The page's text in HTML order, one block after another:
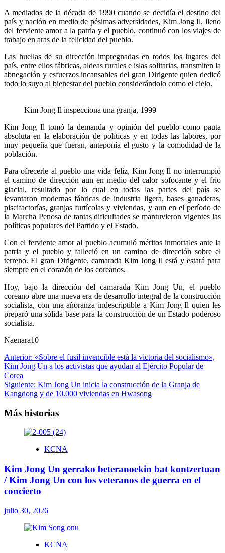
A mediados de la década de 1990 cuando se decidía el destino del
país y nación en medio de pésimas adversidades, Kim Jong Il, lleno
del ferviente amor a la patria y el pueblo, continuó con los viajes de
trabajo en aras de la felicidad del pueblo.
Las huellas de su dirección impregnadas en todos los lugares del
país, entre ellos fábricas, aldeas rurales e islas solitarias, transmiten la
abnegación y esfuerzos incansables del gran Dirigente quien dedicó
todo lo suyo al bienestar del pueblo considerándolo como el cielo.
Kim Jong Il inspecciona una granja, 1999
Kim Jong Il tomó la demanda y opinión del pueblo como pauta
absoluta en la elaboración de políticas y en todas las labores, por
muy pequeña que fueran, anteponía el gusto y la comodidad de la
población.
Para ofrecerle al pueblo una vida feliz, Kim Jong Il no interrumpió
el camino de dirección aun en medio del calor sofocante y el frío
glacial, resultado por lo cual en todas las partes del país se
levantaron modernas fábricas de industria ligera, bases ganaderas,
piscifactorías, granjas furtícolas y viviendas, y aun en el período de
la Marcha Penosa de tantas dificultades se mantuvieron vigentes las
políticas populares del Partido y el Estado.
Con el ferviente amor al pueblo acumuló méritos inmortales ante la
patria y el pueblo y falleció en un camino de dirección sobre el
terreno. El gran Dirigente, camarada Kim Jong Il está y estará para
siempre en el corazón de los coreanos.
Hoy, bajo la dirección del camarada Kim Jong Un, el pueblo
coreano abre una nueva era de desarrollo integral de la construcción
socialista, con una añoranza indescriptible a Kim Jong Il quien les
preparó una sólida base para la construcción de un Estado poderoso
socialista.
Naenara10
Navegación
de
entradas
Anterior: «Sobre el fusil invencible está la victoria del socialismo»,
Kim Jong Un a los activistas que ayudan al Ejército Popular de
Corea
Siguiente: Kim Jong Un inicia la construcción de la Granja de
Kangdong y de 10.000 viviendas en Hwasong
Más historias
KCNA
Kim Jong Un gerrako beteranoekin bat kontzertuan
/ Kim Jong Un con los veteranos de guerra en el
concierto
julio 30, 2026
KCNA